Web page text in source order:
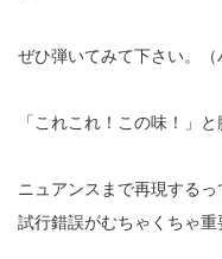
ぜひ弾いてみて下さい。（
「これこれ！この味！」
ニュアンスまで再現する
試行錯誤がむちゃくちゃ重